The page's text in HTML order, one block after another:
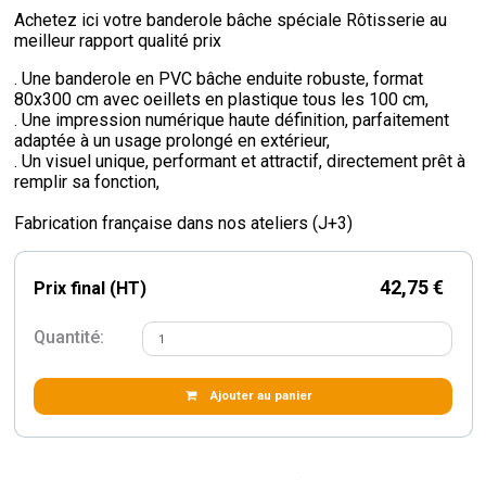
Achetez ici votre banderole bâche spéciale Rôtisserie au
meilleur rapport qualité prix
. Une banderole en PVC bâche enduite robuste, format
80x300 cm avec oeillets en plastique tous les 100 cm,
. Une impression numérique haute définition, parfaitement
adaptée à un usage prolongé en extérieur,
. Un visuel unique, performant et attractif, directement prêt à
remplir sa fonction,
Fabrication française dans nos ateliers (J+3)
Prix final (HT) 42,75 €
Quantité:
Ajouter au panier